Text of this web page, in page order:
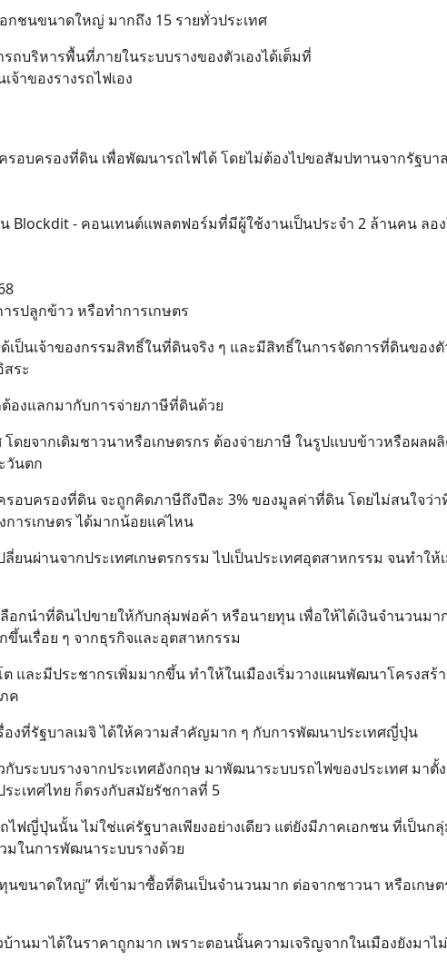
กชนขนาดใหญ่ มากถึง 15 รายทั่วประเทศ
บริหารพื้นที่ภายในระบบรางของตัวเองได้เต็มที่
จ้าของรางรถไฟเอง
อบครองที่ดิน เพื่อพัฒนารถไฟได้ โดยไม่ต้องไปขอสัมปทานจากรัฐบา
Blockdit - คอนเทนต์แพลตฟอร์มที่มีผู้ใช้งานเป็นประจำ 2 ล้านคน ลอ
รปลูกข้าว หรือทำการเกษตร
ป็นเจ้าของกรรมสิทธิ์ในที่ดินจริง ๆ และมีสิทธิ์ในการจัดการที่ดินของตั
ระ
องแลกมากับการจ่ายภาษีที่ดินด้วย
ดยจากเดิมชาวนาหรือเกษตรกร ต้องจ่ายภาษี ในรูปแบบข้าวหรือผลผ
วันตก
อบครองที่ดิน จะถูกคิดภาษีถึงปีละ 3% ของมูลค่าที่ดิน โดยไม่สนใจว่
ารเกษตร ได้มากน้อยแค่ไหน
นผ่านจากประเทศเกษตรกรรม ไปเป็นประเทศอุตสาหกรรม จนทำให้
อกนำที่ดินไปขายให้กับกลุ่มพ่อค้า หรือนายทุน เพื่อให้ได้เงินจำนวนมา
นเรื่อย ๆ จากธุรกิจและอุตสาหกรรม
และมีประชากรเพิ่มมากขึ้น ทำให้ในเมืองเริ่มวางแผนพัฒนาโครงสร้
ค
องที่รัฐบาลเมจิ ได้ให้ความสำคัญมาก ๆ กับการพัฒนาประเทศญี่ปุ่น
บระบบรางจากประเทศอังกฤษ มาพัฒนาระบบรถไฟของประเทศ มาตั้
ะเทศไทย ก็ตรงกับสมัยรัชกาลที่ 5
ไฟญี่ปุ่นนั้น ไม่ใช่แค่รัฐบาลเพียงอย่างเดียว แต่ยังมีภาคเอกชน ที่เป็นก
มในการพัฒนาระบบรางด้วย
ขนาดใหญ่” ที่เข้ามาซื้อที่ดินเป็นจำนวนมาก ต่อจากชาวนา หรือเกษต
นมาได้ในราคาถูกมาก เพราะตอนนั้นความเจริญจากในเมืองยังมาไ